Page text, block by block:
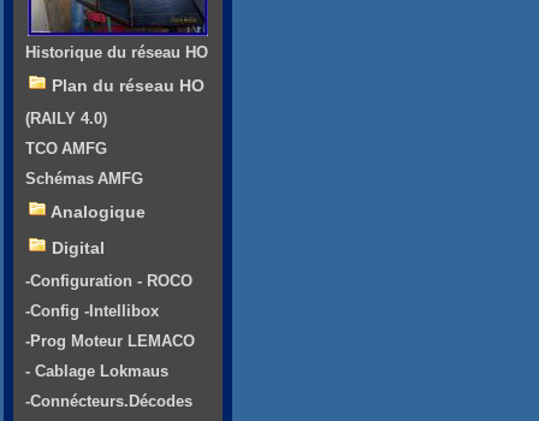
Historique du réseau HO
Plan du réseau HO
(RAILY 4.0)
TCO AMFG
Schémas AMFG
Analogique
Digital
-Configuration - ROCO
-Config -Intellibox
-Prog Moteur LEMACO
- Cablage Lokmaus
-Connécteurs.Décodes